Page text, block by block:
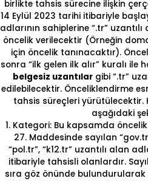
birlikte tahsis sürecine ilişkin
14 Eylül 2023 tarihi itibariyle
adlarının sahiplerine “.tr”
öncelik verilecektir (Örneğin
için öncelik tanınacaktır).
sonra “ilk gelen ilk alır” kuralı ile
belgesiz uzantılar gibi “.tr”
edilebilecektir. Önceliklendirme
tahsis süreçleri
aşağıdaki
1. Kategori: Bu kapsamda
27. Maddesinde sayılan
“pol.tr”, “k12.tr” uzantılı alan
itibariyle tahsisli olanlardır.
sıra göz önünde bulundurularak